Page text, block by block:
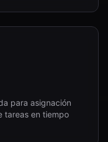
para asignación
tareas en tiempo